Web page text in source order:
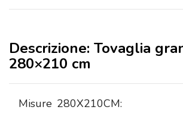
Descrizione: Tovaglia
280×210 cm
Misure 280X210CM: